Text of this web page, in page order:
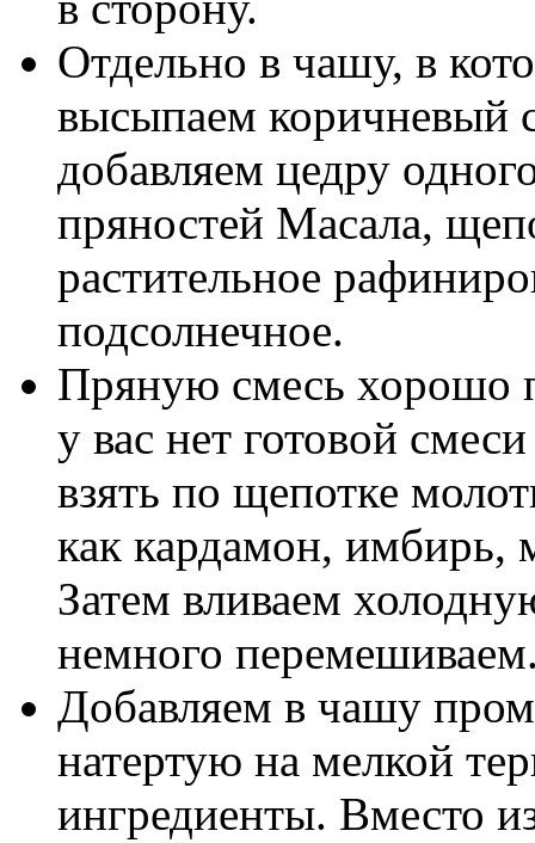
Отдельно в чашу, в
высыпаем коричневый
добавляем цедру
пряностей Масала,
растительное
подсолнечное.
Пряную смесь хорошо
у вас нет готовой
взять по щепотке
как кардамон, имбирь,
Затем вливаем
немного
Добавляем в чашу
натертую на мелкой
ингредиенты. Вместо